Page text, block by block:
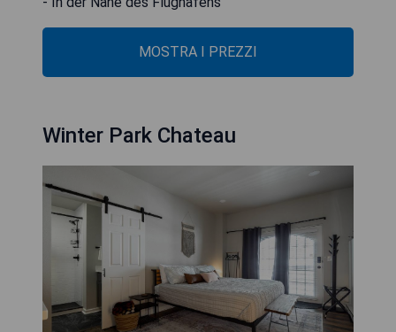
MOSTRA I PREZZI
Winter Park Chateau